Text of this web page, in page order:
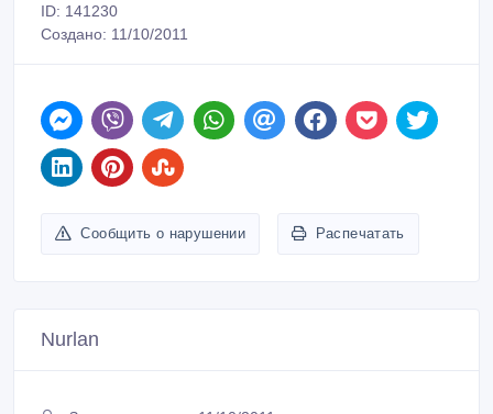
ID: 141230
Создано: 11/10/2011
Сообщить о нарушении Распечатать
Nurlan